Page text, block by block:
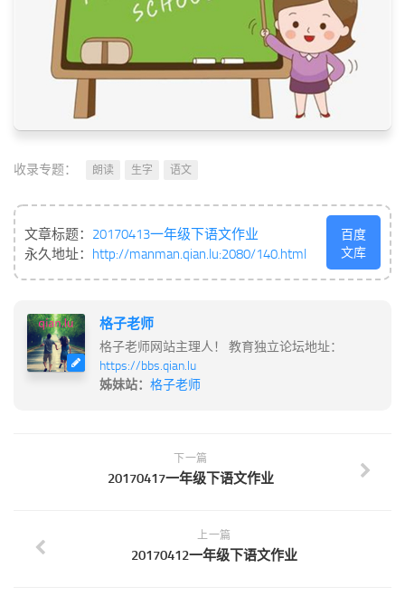
收录专题： 朗读 生字 语文
文章标题： 20170413一年级下语文作业
永久地址： http://manman.qian.lu:2080/140.html
百度
文库
格子老师
格子老师网站主理人！ 教育独立论坛地址：
https://bbs.qian.lu
姊妹站： 格子老师
下一篇
20170417一年级下语文作业
上一篇
20170412一年级下语文作业